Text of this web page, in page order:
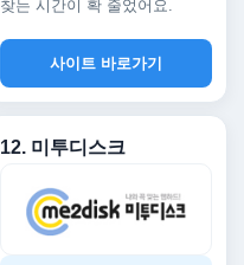
찾는 시간이 확 줄었어요.
사이트 바로가기
12. 미투디스크